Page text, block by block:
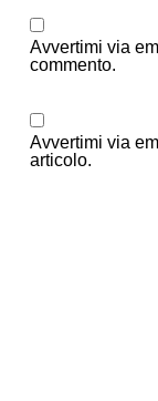
Avvertimi via
commento.
Avvertimi via
articolo.